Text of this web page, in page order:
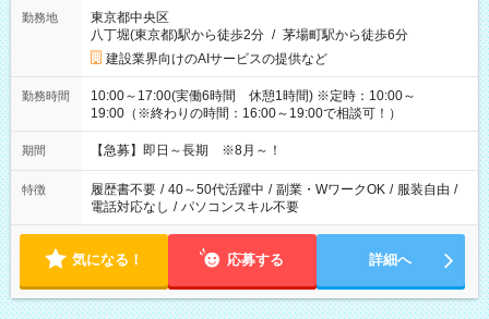
勤務地
東京都中央区
八丁堀(東京都)駅から徒歩2分 / 茅場町駅から徒歩6分
建設業界向けのAIサービスの提供など
勤務時間
10:00～17:00(実働6時間 休憩1時間) ※定時：10:00～
19:00（※終わりの時間：16:00～19:00で相談可！）
期間 【急募】即日～長期 ※8月～！
特徴 履歴書不要 / 40～50代活躍中 / 副業・WワークOK / 服装自由 /
電話対応なし / パソコンスキル不要
気になる！ 応募する 詳細へ